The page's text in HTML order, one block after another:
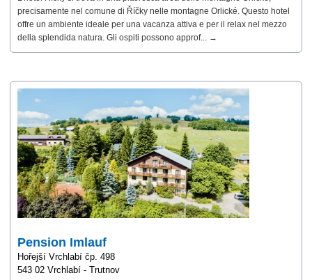
precisamente nel comune di Říčky nelle montagne Orlické. Questo hotel
offre un ambiente ideale per una vacanza attiva e per il relax nel mezzo
della splendida natura. Gli ospiti possono approf... →
Pension Imlauf
Hořejší Vrchlabí čp. 498
543 02 Vrchlabí - Trutnov